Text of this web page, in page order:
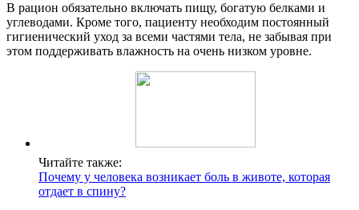
В рацион обязательно включать пищу, богатую белками и
углеводами. Кроме того, пациенту необходим постоянный
гигиенический уход за всеми частями тела, не забывая при
этом поддерживать влажность на очень низком уровне.
Читайте также:
Почему у человека возникает боль в животе, которая
отдает в спину?